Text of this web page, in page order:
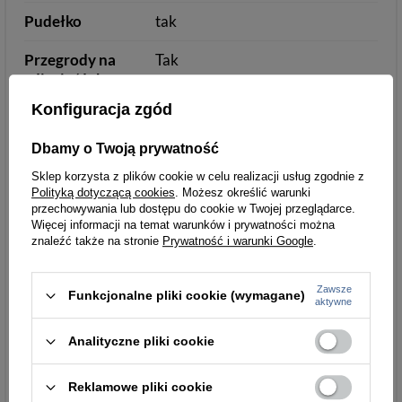
Pudełko tak
Przegrody na
zdjęcia/dokume
Tak
Parametry
bezpieczeństwa
Parametry bezpieczeństwa
Podmiot odpowiedzialny
za ten produkt na terenie
UE
Łukasz Turyk
importEU Więcej
Konfiguracja zgód
Dbamy o Twoją prywatność
Sklep korzysta z plików cookie w celu realizacji usług zgodnie z
Polityką dotyczącą cookies. Możesz określić warunki
przechowywania lub dostępu do cookie w Twojej przeglądarce.
Więcej informacji na temat warunków i prywatności można
znaleźć także na stronie Prywatność i warunki Google.
Funkcjonalne pliki cookie (wymagane)
Zawsze
aktywne
Analityczne pliki cookie
Reklamowe pliki cookie